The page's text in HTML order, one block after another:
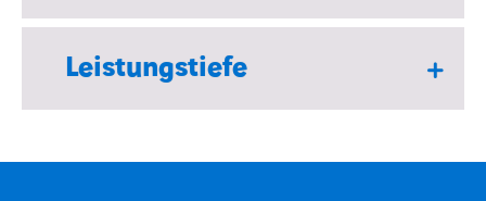
Leistungstiefe